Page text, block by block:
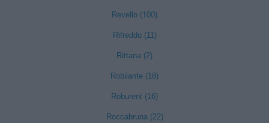
Revello (100)
Rifreddo (11)
Rittana (2)
Robilante (18)
Roburent (16)
Roccabruna (22)